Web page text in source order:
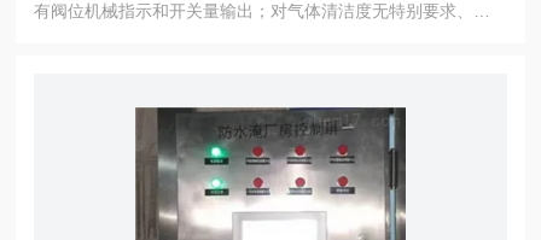
有阀位机械指示和开关量输出；对气体清洁度无特别要求、抗